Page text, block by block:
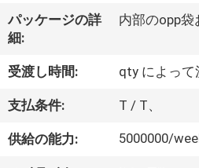
い
て
工
場
パッケージの詳
細:
内部のopp袋
受渡し時間: qty によって
支払条件: T / T、
供給の能力: 5000000/